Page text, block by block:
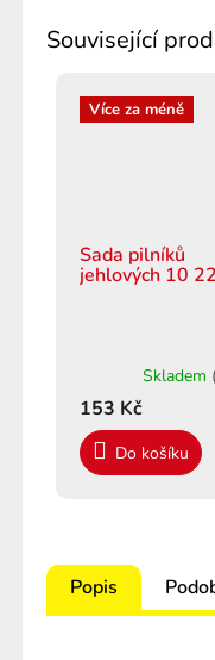
Související
Více za méně
Sada pilníků
jehlových 10
Skladem
153 Kč
Do košíku
Popis